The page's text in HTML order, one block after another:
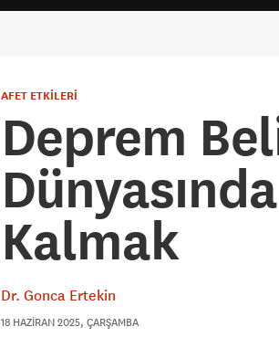
AFET ETKİLERİ
Deprem
Kalmak
Dr. Gonca Ertekin
18 HAZIRAN 2025, ÇARŞAMBA